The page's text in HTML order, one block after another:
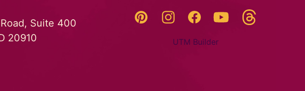
Suite 400
20910
Pinterest InstagramFacebookYouTube
UTM Builder